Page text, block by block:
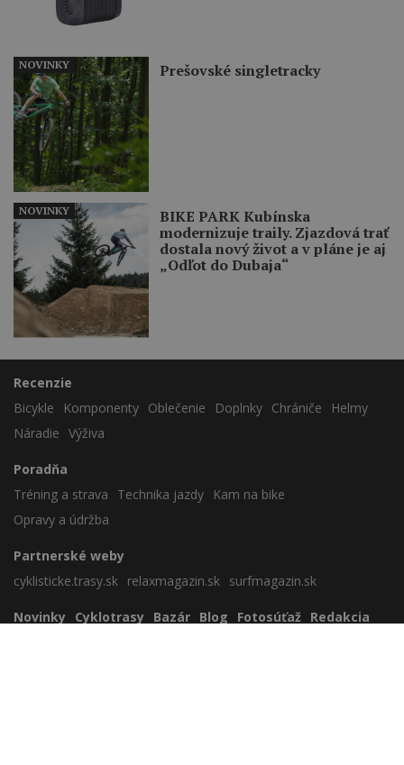
Prešovské singletracky
NOVINKY
BIKE PARK Kubínska
modernizuje traily. Zjazdová trať
dostala nový život a v pláne je aj
„Odľot do Dubaja“
NOVINKY
Recenzie
Bicykle
Komponenty Oblečenie Doplnky Chrániče
Helmy
Náradie Výživa
Poradňa
Tréning a strava
Technika jazdy
Kam na bike
Opravy a údržba
Partnerské weby
cyklisticke.trasy.sk relaxmagazin.sk surfmagazin.sk
Novinky Cyklotrasy Bazár Blog Fotosúťaž Redakcia